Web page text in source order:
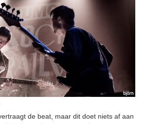
de beat, maar dit doet niets af aan